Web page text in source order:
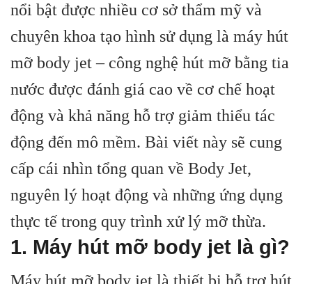
nổi bật được nhiều cơ sở thẩm mỹ và
chuyên khoa tạo hình sử dụng là máy hút
mỡ body jet – công nghệ hút mỡ bằng tia
nước được đánh giá cao về cơ chế hoạt
động và khả năng hỗ trợ giảm thiểu tác
động đến mô mềm. Bài viết này sẽ cung
cấp cái nhìn tổng quan về Body Jet,
nguyên lý hoạt động và những ứng dụng
thực tế trong quy trình xử lý mỡ thừa.
1. Máy hút mỡ body jet là gì?
Máy hút mỡ body jet là thiết bị hỗ trợ hút